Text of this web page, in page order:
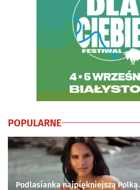
POPULARNE
Podlasianka najpiękniejszą Polką.